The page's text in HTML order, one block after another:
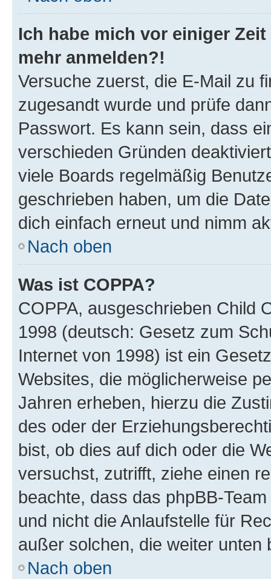
Ich habe mich vor einiger
mehr anmelden?!
Versuche zuerst, die E-Mail zu
zugesandt wurde und prüfe
Passwort. Es kann sein, dass
verschieden Gründen
viele Boards regelmäßig
geschrieben haben, um die
dich einfach erneut und nimm
Nach oben
Was ist COPPA?
COPPA, ausgeschrieben Child
1998 (deutsch: Gesetz zum
Internet von 1998) ist ein
Websites, die möglicherweise
Jahren erheben, hierzu die
des oder der
bist, ob dies auf dich oder die
versuchst, zutrifft, ziehe einen
beachte, dass das phpBB-
und nicht die Anlaufstelle für
außer solchen, die weiter unten
Nach oben